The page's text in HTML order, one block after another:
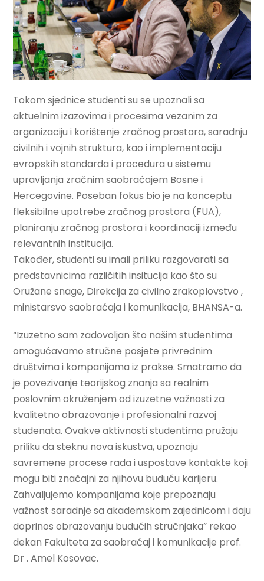
Tokom sjednice studenti su se upoznali sa
aktuelnim izazovima i procesima vezanim za
organizaciju i korištenje zračnog prostora, saradnju
civilnih i vojnih struktura, kao i implementaciju
evropskih standarda i procedura u sistemu
upravljanja zračnim saobraćajem Bosne i
Hercegovine. Poseban fokus bio je na konceptu
fleksibilne upotrebe zračnog prostora (FUA),
planiranju zračnog prostora i koordinaciji između
relevantnih institucija.
Također, studenti su imali priliku razgovarati sa
predstavnicima različitih insitucija kao što su
Oružane snage, Direkcija za civilno zrakoplovstvo ,
ministarsvo saobraćaja i komunikacija, BHANSA-a.
“Izuzetno sam zadovoljan što našim studentima
omogućavamo stručne posjete privrednim
društvima i kompanijama iz prakse. Smatramo da
je povezivanje teorijskog znanja sa realnim
poslovnim okruženjem od izuzetne važnosti za
kvalitetno obrazovanje i profesionalni razvoj
studenata. Ovakve aktivnosti studentima pružaju
priliku da steknu nova iskustva, upoznaju
savremene procese rada i uspostave kontakte koji
mogu biti značajni za njihovu buduću karijeru.
Zahvaljujemo kompanijama koje prepoznaju
važnost saradnje sa akademskom zajednicom i daju
doprinos obrazovanju budućih stručnjaka” rekao
dekan Fakulteta za saobraćaj i komunikacije prof.
Dr . Amel Kosovac.